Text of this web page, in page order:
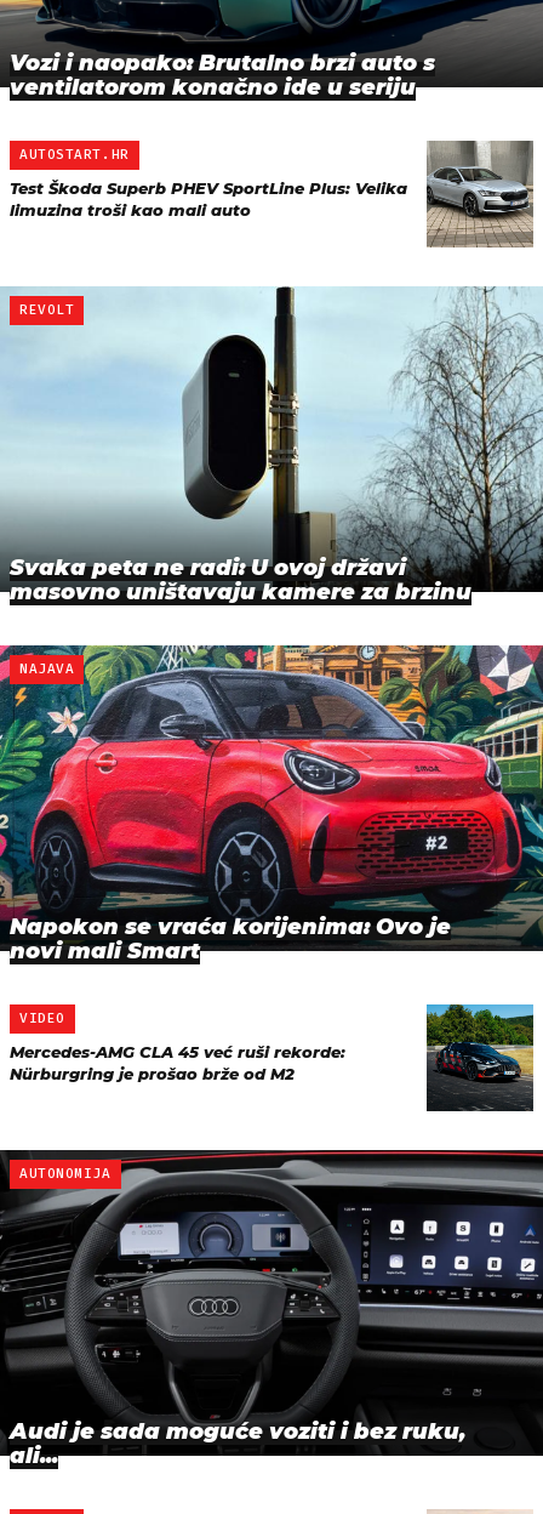
Vozi i naopako: Brutalno brzi auto s
ventilatorom konačno ide u seriju
AUTOSTART.HR
Test Škoda Superb PHEV SportLine Plus: Velika
limuzina troši kao mali auto
REVOLT
Svaka peta ne radi: U ovoj državi
masovno uništavaju kamere za brzinu
NAJAVA
Napokon se vraća korijenima: Ovo je
novi mali Smart
VIDEO
Mercedes-AMG CLA 45 već ruši rekorde:
Nürburgring je prošao brže od M2
AUTONOMIJA
Audi je sada moguće voziti i bez ruku,
ali...